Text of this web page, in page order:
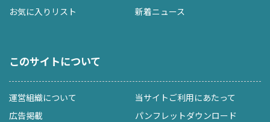
お気に入りリスト
新着ニュース
このサイトについて
運営組織について
当サイトご利用にあたって
広告掲載
パンフレットダウンロード